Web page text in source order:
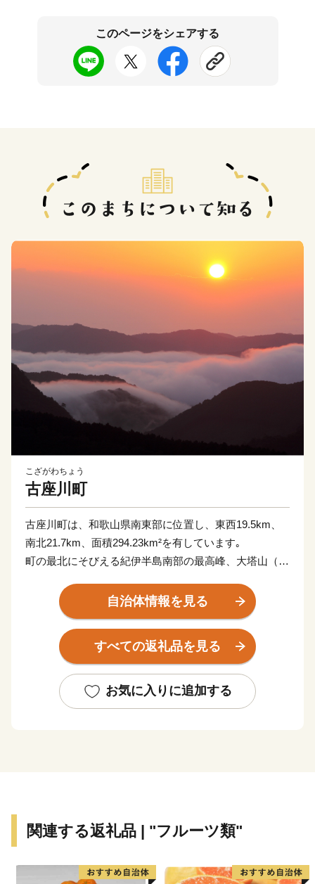
このページをシェアする
こざがわちょう
古座川町
古座川町は、和歌山県南東部に位置し、東西19.5km、
南北21.7km、面積294.23km²を有しています｡
町の最北にそびえる紀伊半島南部の最高峰、大塔山（標
場が所在する高池地区は古座川河口域に位置し、大半の
集落は川添いの狭小な耕地に散在し、町を形成していま
す｡町面積の約96％が森林で、気候は一般に温暖多雨で
樹木の育成に適しており、良質な古座川材の産地として
また、古座川流域は、豊かな観光資源にも恵まれてお
り、清流古座川を中心にレクリエーション地として注目
👉秋の味覚の果物定期便
自治体情報を見る
すべての返礼品を見る
お気に入りに追加する
関連する返礼品 | "フルーツ類"